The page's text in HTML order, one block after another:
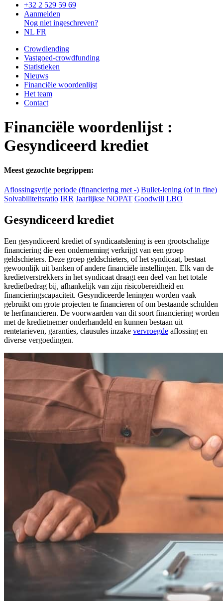
+32 2 529 59 69
Aanmelden
Nog niet ingeschreven?
NL FR
Crowdlending
Vastgoed-crowdfunding
Statistieken
Nieuws
Financiële woordenlijst
Het team
Contact
Financiële woordenlijst :
Gesyndiceerd krediet
Meest gezochte begrippen:
Aflossingsvrije periode (financiering met -) Bullet-lening (of in fine)
Solvabiliteitsratio IRR Jaarlijkse NOPAT Goodwill LBO
Gesyndiceerd krediet
Een gesyndiceerd krediet of syndicaatslening is een grootschalige
financiering die een onderneming verkrijgt van een groep
geldschieters. Deze groep geldschieters, of het syndicaat, bestaat
gewoonlijk uit banken of andere financiële instellingen. Elk van de
kredietverstrekkers in het syndicaat draagt een deel van het totale
kredietbedrag bij, afhankelijk van zijn risicobereidheid en
financieringscapaciteit. Gesyndiceerde leningen worden vaak
gebruikt om grote projecten te financieren of om bestaande schulden
te herfinancieren. De voorwaarden van dit soort financiering worden
met de kredietnemer onderhandeld en kunnen bestaan uit
rentetarieven, garanties, clausules inzake vervroegde aflossing en
diverse vergoedingen.